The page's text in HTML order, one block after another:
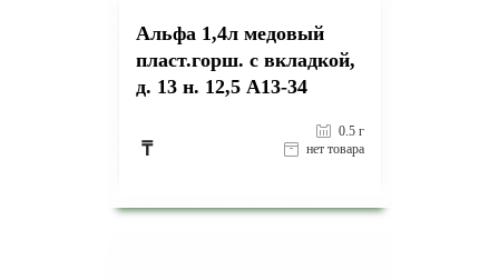
Альфа 1,4л медовый
пласт.горш. с вкладкой,
д. 13 н. 12,5 А13-34
₸
0.5 г
нет товара